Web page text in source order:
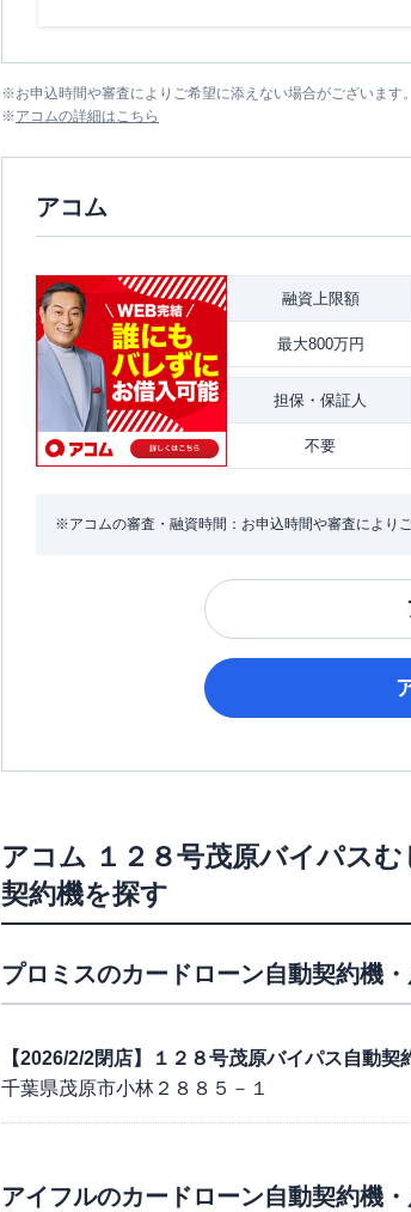
※お申込時間や審査によりご希望に添えない場合がございます。
※アコムの詳細はこちら
アコム
融資上限額
最大800万円
担保・ 保証人
不要
※アコムの審査・融資時間：お申込時間や審査により
アコム １２８号茂原バイパス
契約機を探す
プロミスのカードローン自動契約機
【2026/2/2閉店】１２８号茂原バイパス自動契
千葉県茂原市小林２８８５－１
アイフルのカードローン自動契約機